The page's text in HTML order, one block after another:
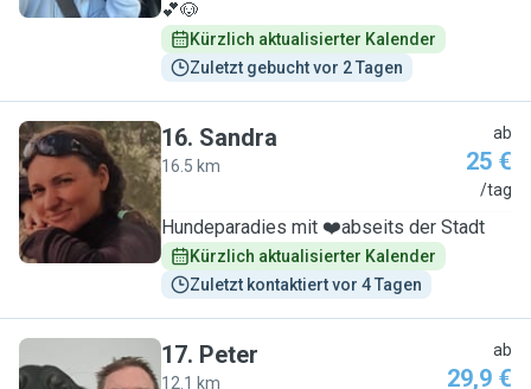
💕🐶
Kürzlich aktualisierter Kalender
Zuletzt gebucht vor 2 Tagen
S
16. Sandra
16.5 km
ab
25 €
/tag
Hundeparadies mit ❤️abseits der Stadt
Kürzlich aktualisierter Kalender
Zuletzt kontaktiert vor 4 Tagen
17. Peter
12.1 km
ab
29,9 €